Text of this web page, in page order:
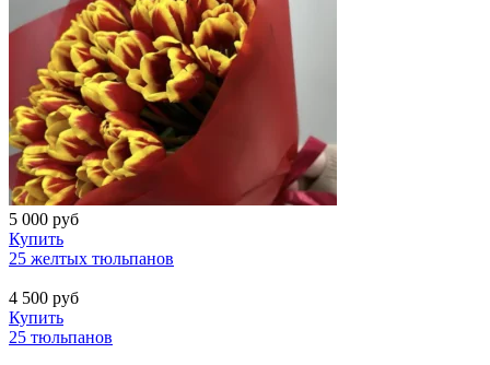
5 000 руб
Купить
25 желтых тюльпанов
4 500 руб
Купить
25 тюльпанов